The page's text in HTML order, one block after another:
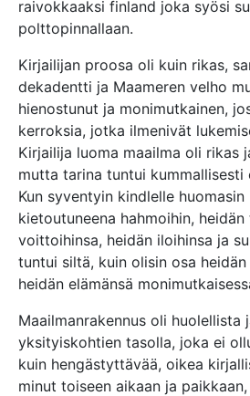
raivokkaaksi finland joka syösi
polttopinnallaan.
Kirjailijan proosa oli kuin rikas,
dekadentti ja Maameren velho
hienostunut ja monimutkainen,
kerroksia, jotka ilmenivät
Kirjailija luoma maailma oli rikas
mutta tarina tuntui kummallisesti
Kun syventyin kindlelle
kietoutuneena hahmoihin,
voittoihinsa, heidän iloihinsa ja
tuntui siltä, kuin olisin osa heidän
heidän elämänsä
Maailmanrakennus oli huolellista
yksityiskohtien tasolla, joka ei
kuin hengästyttävää, oikea
minut toiseen aikaan ja